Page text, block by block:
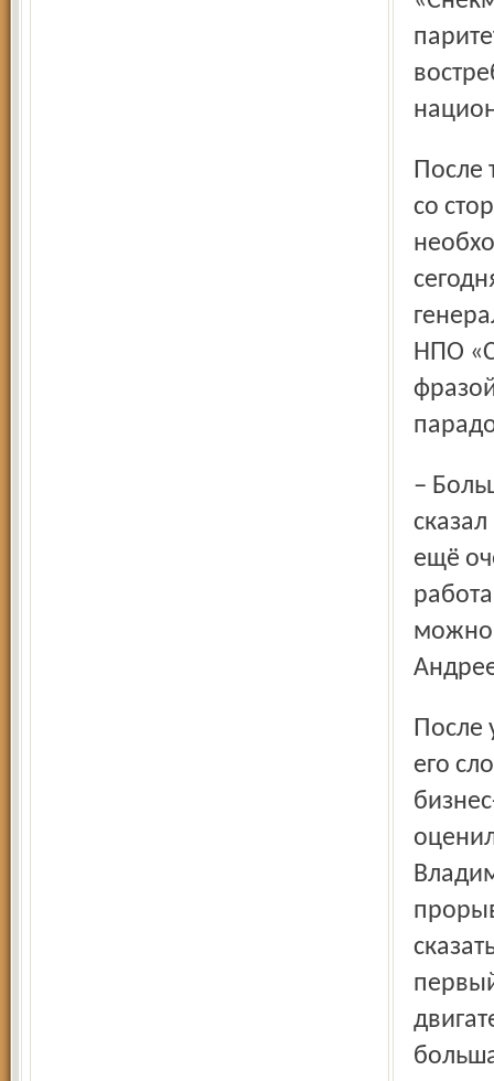
После такой высокой оценки и столь серьёзных обещаний
со
НПО
– Больше денег от государ-ства «Сатурну» не надо, –
ещё
можно
После уточнений и пояснений, данных Ильёй Фёдоровым,
его